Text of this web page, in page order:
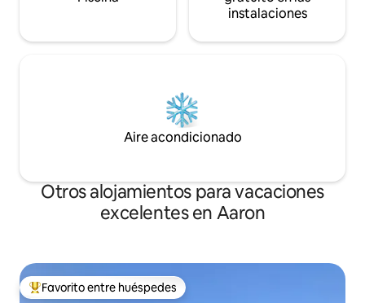
instalaciones
Aire acondicionado
Otros alojamientos para vacaciones
excelentes en Aaron
Favorito entre huéspedes preferido
Favorito entre huéspedes